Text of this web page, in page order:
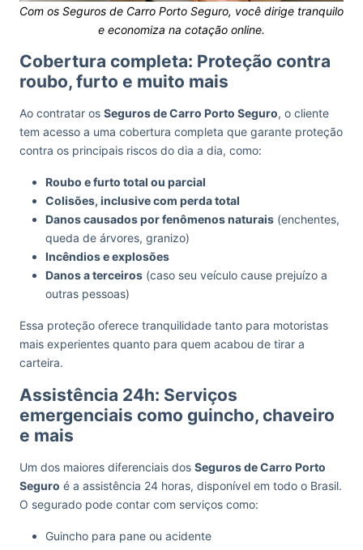
Com os Seguros de Carro Porto Seguro, você dirige tranquilo
e economiza na cotação online.
Cobertura completa: Proteção contra
roubo, furto e muito mais
Ao contratar os Seguros de Carro Porto Seguro, o cliente
tem acesso a uma cobertura completa que garante proteção
contra os principais riscos do dia a dia, como:
Roubo e furto total ou parcial
Colisões, inclusive com perda total
Danos causados por fenômenos naturais (enchentes,
queda de árvores, granizo)
Incêndios e explosões
Danos a terceiros (caso seu veículo cause prejuízo a
outras pessoas)
Essa proteção oferece tranquilidade tanto para motoristas
mais experientes quanto para quem acabou de tirar a
carteira.
Assistência 24h: Serviços
emergenciais como guincho, chaveiro
e mais
Um dos maiores diferenciais dos Seguros de Carro Porto
Seguro é a assistência 24 horas, disponível em todo o Brasil.
O segurado pode contar com serviços como:
Guincho para pane ou acidente